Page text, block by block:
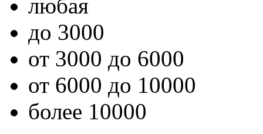
любая
до 3000
от 3000 до 6000
от 6000 до 10000
более 10000